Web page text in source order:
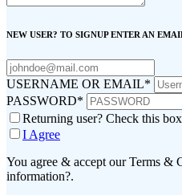
NEW USER? TO SIGNUP ENTER AN
USERNAME OR EMAIL*
PASSWORD*
Returning user? Check this
I Agree
You agree & accept our Terms &
information?.